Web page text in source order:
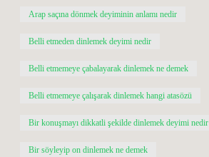
Arap saçına dönmek deyiminin anlamı nedir
Belli etmeden dinlemek deyimi nedir
Belli etmemeye çabalayarak dinlemek ne demek
Belli etmemeye çalışarak dinlemek hangi atasözü
Bir konuşmayı dikkatli şekilde dinlemek deyimi nedir
Bir söyleyip on dinlemek ne demek